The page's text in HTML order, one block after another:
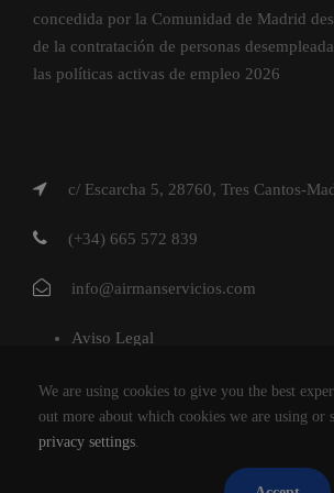
concedida por la Comunidad de Madrid
de la contratación de personas
las políticas activas de empleo 2026
c/ Escarcha 5, 28760, Tres Cantos-
(+34) 665 572 839
info@airmanservicios.com
Aviso Legal
Política de Cookies
AIRMAN SERVICIOS DE
We are using cookies to give you the best
out more about which cookies we are using or
privacy settings.